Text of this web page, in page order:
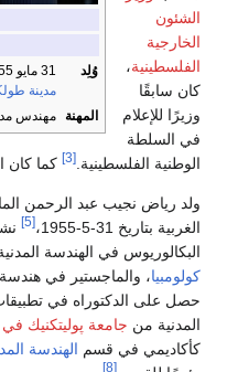
وُلِد
31 مايو 1955
مدينة
المهنة
مهندس
الشئون
الخارجية
الفلسطينية،
كان سابقًا
وزيرًا للإعلام
في السلطة
الوطنية الفلسطينية. [3] كما كان
ولد رياض نجيب عبد الرحمن
الغربية بتاريخ 31-5-1955،
[5]
البكالوريوس في الهندسة
كولومبيا، والماجستير في
حصل على الدكتوراه في
المدنية من جامعة پوليتكنيك
كأكاديمي في قسم الهندسة
[8]